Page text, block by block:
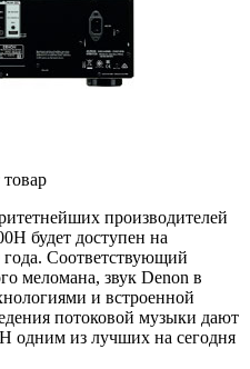
производителей
будет доступен на
Соответствующий
меломана, звук Denon в
и встроенной
потоковой музыки дают
одним из лучших на сегодня